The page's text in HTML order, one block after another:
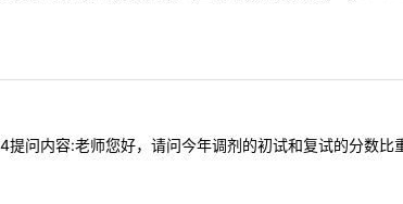
内容:老师您好，请问今年调剂的初试和复试的分数比